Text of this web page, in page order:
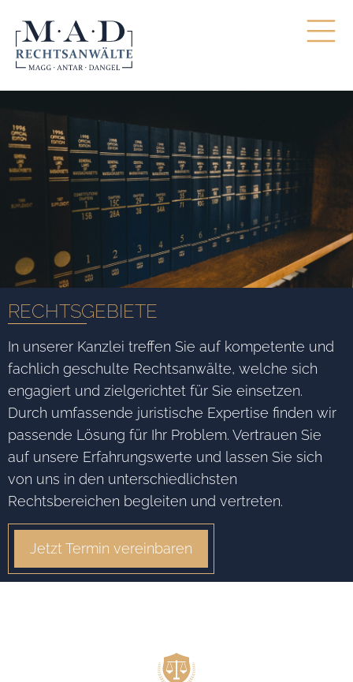
RECHTSGEBIETE
In unserer Kanzlei treffen Sie auf kompetente und
fachlich geschulte Rechtsanwälte, welche sich
engagiert und zielgerichtet für Sie einsetzen.
Durch umfassende juristische Expertise finden wir
passende Lösung für Ihr Problem. Vertrauen Sie
auf unsere Erfahrungswerte und lassen Sie sich
von uns in den unterschiedlichsten
Rechtsbereichen begleiten und vertreten.
Jetzt Termin vereinbaren